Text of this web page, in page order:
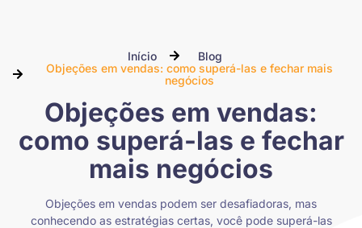
Início
Blog
Objeções em vendas: como superá-las e fechar mais
negócios
Objeções em vendas:
como superá-las e fechar
mais negócios
Objeções em vendas podem ser desafiadoras, mas
conhecendo as estratégias certas, você pode superá-las